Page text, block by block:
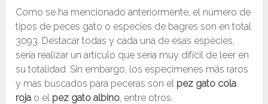
Como se ha mencionado anteriormente, el número de
tipos de peces gato o especies de bagres son en total
3093. Destacar todas y cada una de esas especies,
sería realizar un artículo que sería muy difícil de leer en
su totalidad. Sin embargo, los especímenes más raros
y más buscados para peceras son el pez gato cola
roja o el pez gato albino, entre otros.